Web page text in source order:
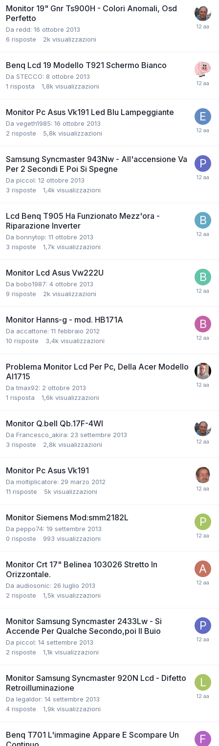
Monitor 19" Gnr Ts900H - Colori Anomali, Osd
Perfetto
Da redd: 16 ottobre 2013
6 risposte 2k visualizzazioni
Benq Lcd 19 Modello T921 Schermo Bianco
Da STECCO: 8 ottobre 2013
1 risposta 1,8k visualizzazioni
Monitor Pc Asus Vk191 Led Blu Lampeggiante
Da vegeth1985: 16 ottobre 2013
2 risposte 5,8k visualizzazioni
Samsung Syncmaster 943Nw - All'accensione Va
Per 2 Secondi E Poi Si Spegne
Da piccol: 12 ottobre 2013
3 risposte 1,4k visualizzazioni
Lcd Benq T905 Ha Funzionato Mezz'ora -
Riparazione Inverter
Da bonnytop: 11 ottobre 2013
3 risposte 1,7k visualizzazioni
Monitor Lcd Asus Vw222U
Da bobo1987: 4 ottobre 2013
9 risposte 2k visualizzazioni
Monitor Hanns-g - mod. HB171A
Da accattone: 11 febbraio 2012
10 risposte 3,4k visualizzazioni
Problema Monitor Lcd Per Pc, Della Acer Modello
Al1715
Da tmax92: 2 ottobre 2013
1 risposta 1,6k visualizzazioni
Monitor Q.bell Qb.17F-4Wl
Da Francesco_akira: 23 settembre 2013
3 risposte 2,8k visualizzazioni
Monitor Pc Asus Vk191
Da moltiplicatore: 29 marzo 2012
11 risposte 5k visualizzazioni
Monitor Siemens Mod:smm2182L
Da peppo74: 19 settembre 2013
0 risposte 993 visualizzazioni
Monitor Crt 17" Belinea 103026 Stretto In
Orizzontale.
Da audiosonic: 26 luglio 2013
2 risposte 1,5k visualizzazioni
Monitor Samsung Syncmaster 2433Lw - Si
Accende Per Qualche Secondo,poi Il Buio
Da piccol: 14 settembre 2013
2 risposte 1,1k visualizzazioni
Monitor Samsung Syncmaster 920N Lcd - Difetto
Retroilluminazione
Da legaldor: 14 settembre 2013
4 risposte 1,9k visualizzazioni
Benq T701 L'immagine Appare E Scompare Un